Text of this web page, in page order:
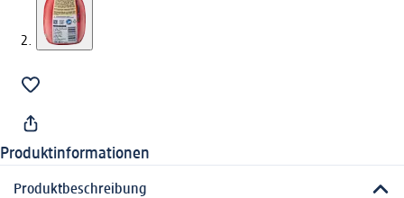
Produktinformationen
Produktbeschreibung